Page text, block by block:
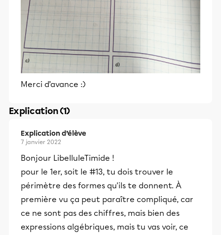
Merci d’avance :)
Explication (1)
Explication d’élève
7 janvier 2022
Bonjour LibelluleTimide !
pour le 1er, soit le #13, tu dois trouver le
périmètre des formes qu'ils te donnent. À
première vu ça peut paraître compliqué, car
ce ne sont pas des chiffres, mais bien des
expressions algébriques, mais tu vas voir, ce